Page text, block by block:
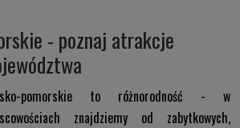
- poznaj atrakcje
pomorskie to różnorodność - w
znajdziemy od zabytkowych,